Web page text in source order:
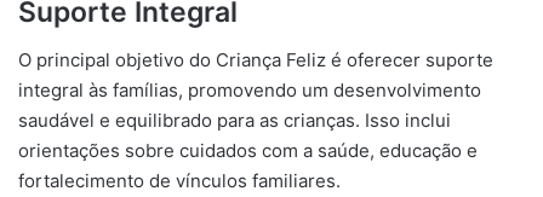
Suporte Integral
O principal objetivo do Criança Feliz é oferecer suporte
integral às famílias, promovendo um desenvolvimento
saudável e equilibrado para as crianças. Isso inclui
orientações sobre cuidados com a saúde, educação e
fortalecimento de vínculos familiares.